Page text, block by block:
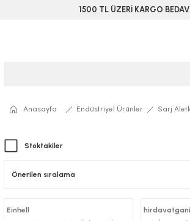
1500 TL ÜZERİ KARGO
Anasayfa Endüstriyel Ürünler Sarj
Stoktakiler
Einhell
hirdavatgani